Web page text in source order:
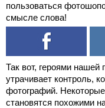
пользоваться
смысле слова!
Так вот, героями нашей
утрачивает контроль,
фотографий.
становятся похожими